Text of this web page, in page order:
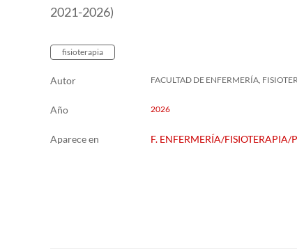
2021-2026)
fisioterapia
Autor FACULTAD DE ENFERMERÍA,
Año 2026
Aparece en F. ENFERMERÍA/FISIOTERAPIA/